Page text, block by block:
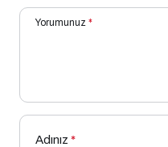
Yorumunuz *
Adınız *